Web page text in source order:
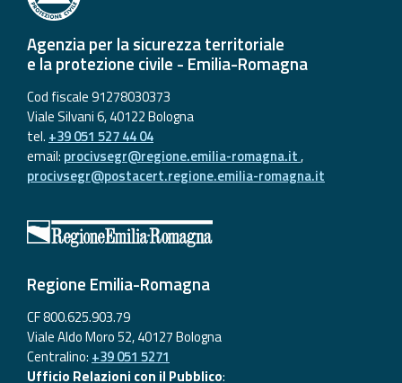
Agenzia per la sicurezza territoriale
e la protezione civile - Emilia-Romagna
Cod fiscale 91278030373
Viale Silvani 6, 40122 Bologna
tel. +39 051 527 44 04
email: procivsegr@regione.emilia-romagna.it,
procivsegr@postacert.regione.emilia-romagna.it
Regione Emilia-Romagna
CF 800.625.903.79
Viale Aldo Moro 52, 40127 Bologna
Centralino: +39 051 5271
Ufficio Relazioni con il Pubblico: